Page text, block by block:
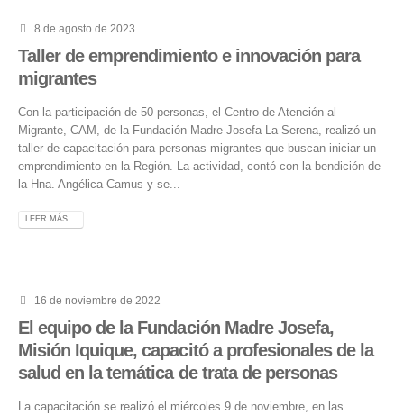
8 de agosto de 2023
Taller de emprendimiento e innovación para
migrantes
Con la participación de 50 personas, el Centro de Atención al
Migrante, CAM, de la Fundación Madre Josefa La Serena, realizó un
taller de capacitación para personas migrantes que buscan iniciar un
emprendimiento en la Región. La actividad, contó con la bendición de
la Hna. Angélica Camus y se...
LEER MÁS...
16 de noviembre de 2022
El equipo de la Fundación Madre Josefa,
Misión Iquique, capacitó a profesionales de la
salud en la temática de trata de personas
La capacitación se realizó el miércoles 9 de noviembre, en las